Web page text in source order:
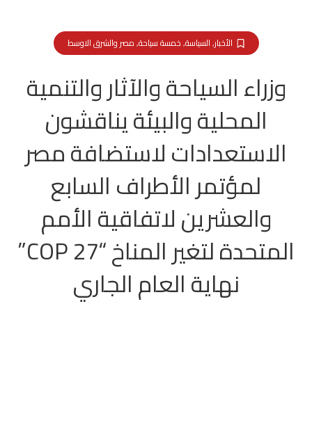
الأخبار,السياسة,خمسة سياحة,مصر والشرق الاوسط
وزراء السياحة والآثار والتنمية
المحلية والبيئة يناقشون
الاستعدادات لاستضافة مصر
لمؤتمر الأطراف السابع
والعشرين لاتفاقية الأمم
المتحدة لتغير المناخ “COP 27”
نهاية العام الجاري